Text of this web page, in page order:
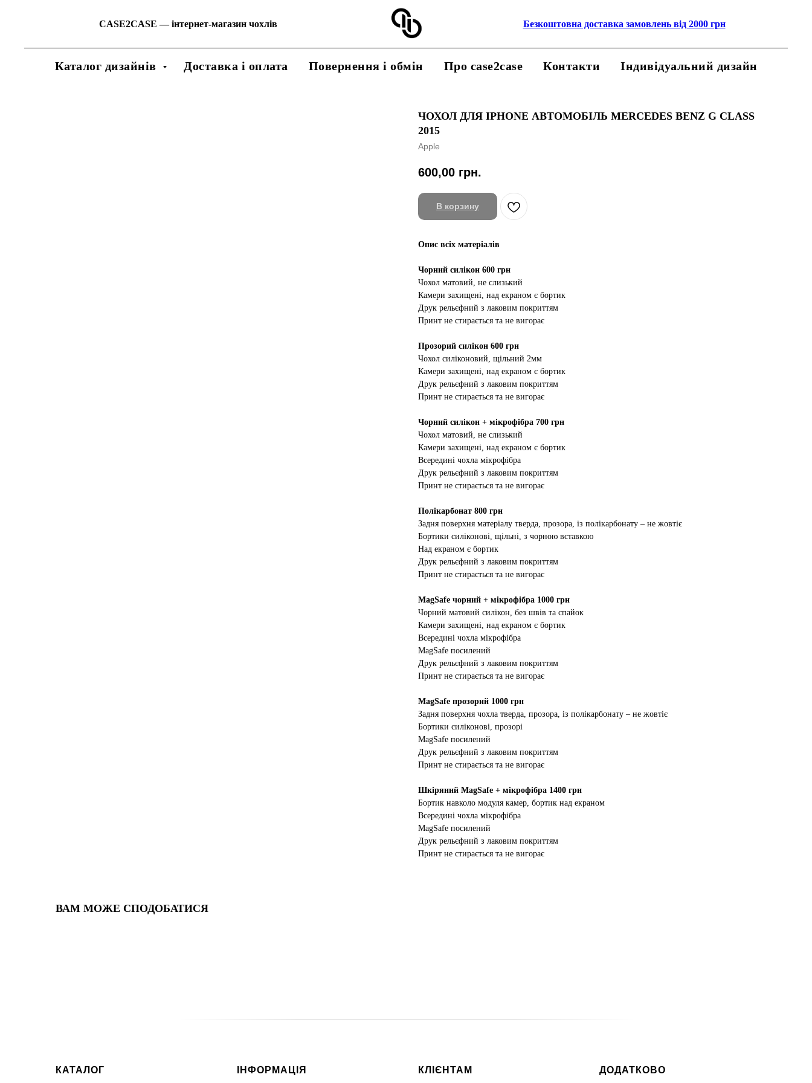
CASE2CASE—інтернет-магазин чохлів Безкоштовна доставка замовлень від 2000 грн
Каталог дизайнів Доставка і оплата Повернення і обмін Про case2case Контакти Індивідуальний дизайн
ЧОХОЛ ДЛЯ IPHONE АВТОМОБІЛЬ MERCEDES BENZ G CLASS
2015
Apple
600,00 грн.
В корзину
Опис всіх матеріалів
Чорний силікон 600 грн
Чохол матовий, не слизький
Камери захищені, над екраном є бортик
Друк рельєфний з лаковим покриттям
Принт не стирається та не вигорає
Прозорий силікон 600 грн
Чохол силіконовий, щільний 2мм
Камери захищені, над екраном є бортик
Друк рельєфний з лаковим покриттям
Принт не стирається та не вигорає
Чорний силікон + мікрофібра 700 грн
Чохол матовий, не слизький
Камери захищені, над екраном є бортик
Всередині чохла мікрофібра
Друк рельєфний з лаковим покриттям
Принт не стирається та не вигорає
Полікарбонат 800 грн
Задня поверхня матеріалу тверда, прозора, із полікарбонату – не жовтіє
Бортики силіконові, щільні, з чорною вставкою
Над екраном є бортик
Друк рельєфний з лаковим покриттям
Принт не стирається та не вигорає
MagSafe чорний + мікрофібра 1000 грн
Чорний матовий силікон, без швів та спайок
Камери захищені, над екраном є бортик
Всередині чохла мікрофібра
MagSafe посилений
Друк рельєфний з лаковим покриттям
Принт не стирається та не вигорає
MagSafe прозорий 1000 грн
Задня поверхня чохла тверда, прозора, із полікарбонату – не жовтіє
Бортики силіконові, прозорі
MagSafe посилений
Друк рельєфний з лаковим покриттям
Принт не стирається та не вигорає
Шкіряний MagSafe + мікрофібра 1400 грн
Бортик навколо модуля камер, бортик над екраном
Всередині чохла мікрофібра
MagSafe посилений
Друк рельєфний з лаковим покриттям
Принт не стирається та не вигорає
ВАМ МОЖЕ СПОДОБАТИСЯ
КАТАЛОГ ІНФОРМАЦІЯ КЛІЄНТАМ ДОДАТКОВО